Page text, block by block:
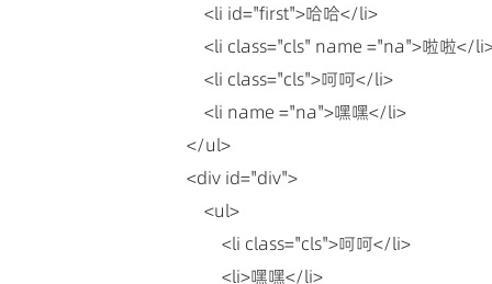
<li id="first">哈哈</li>
<li class="cls" name ="na">啦啦</
<li class="cls">呵呵</li>
<li name ="na">嘿嘿</li>
</ul>
<div id="div">
<ul>
<li class="cls">呵呵</li>
<li>嘿嘿</li>